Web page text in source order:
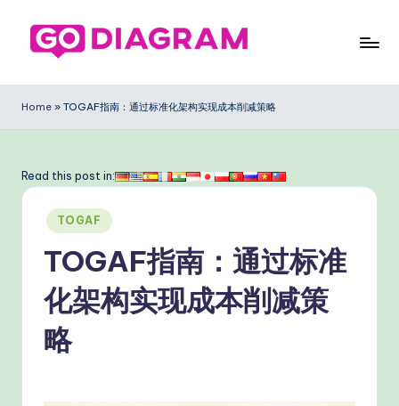
o
ia
g
ra
m
pl
Home » TOGAF指南：通过标准化架构实现成本削减策略
Read this post in:
Posted
in
TOGAF
TOGAF指南：通过标准
化架构实现成本削减策
略